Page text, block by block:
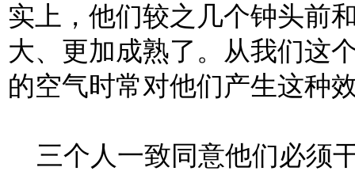
实上，他们较之几个钟头前
大、更加成熟了。从我们这
的空气时常对他们产生这种
三个人一致同意他们必须